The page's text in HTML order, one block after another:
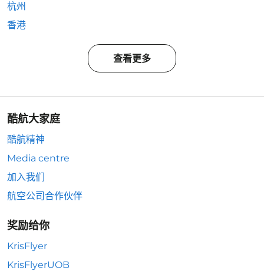
杭州
香港
查看更多
酷航大家庭
酷航精神
Media centre
加入我们
航空公司合作伙伴
奖励给你
KrisFlyer
KrisFlyerUOB